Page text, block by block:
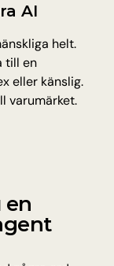
AI
helt.
till en
eller känslig.
varumärket.
en